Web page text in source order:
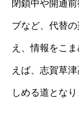
閉鎖中や開通
ブなど、代替
え、情報をこ
えば、志賀草
しめる道となり